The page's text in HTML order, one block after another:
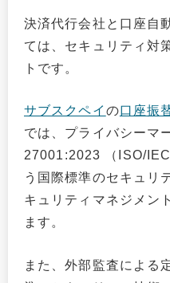
決済代行会社と口座自
ては、セキュリティ対
トです。
サブスクペイ の口座振
では、プライバシーマ
27001:2023 （ISO/
う国際標準のセキュリ
キュリティマネジメン
ます。
また、外部監査による